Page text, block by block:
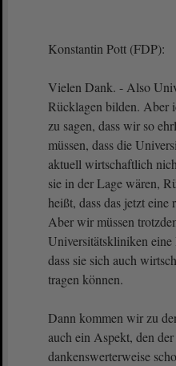
Konstantin Pott (FDP):
Vielen Dank. - Also
Rücklagen bilden. Aber
zu sagen, dass wir so
müssen, dass die
aktuell wirtschaftlich
sie in der Lage wären,
heißt, dass das jetzt
Aber wir müssen
Universitätskliniken
dass sie sich auch
tragen können.
Dann kommen wir zu
auch ein Aspekt, den
dankenswerterweise